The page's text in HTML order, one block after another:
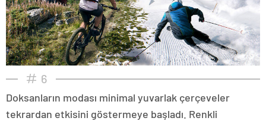
6
Doksanların modası minimal yuvarlak çerçeveler
tekrardan etkisini göstermeye başladı. Renkli